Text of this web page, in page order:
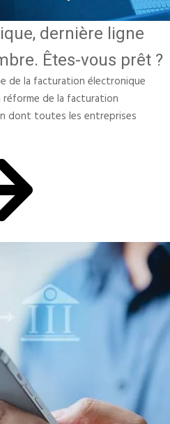
dernière ligne
Êtes-vous prêt ?
de la facturation électronique
de la facturation
dont toutes les entreprises